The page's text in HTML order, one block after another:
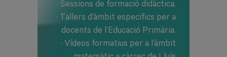
· Sessions de formació didàctica.
· Tallers d’àmbit específics per a
docents de l’Educació Primària.
· Vídeos formatius per a l’àmbit